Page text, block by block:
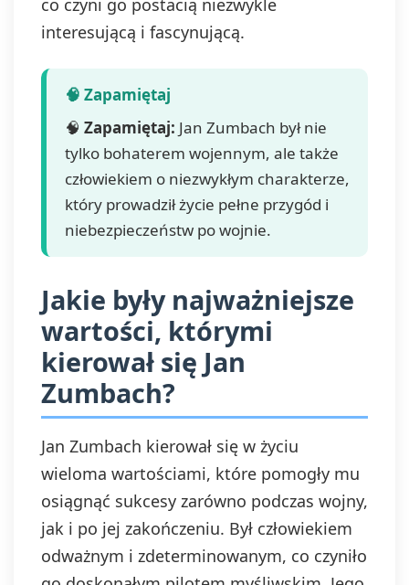
co czyni go postacią niezwykle
interesującą i fascynującą.
🧠 Zapamiętaj: Jan Zumbach był nie
tylko bohaterem wojennym, ale także
człowiekiem o niezwykłym charakterze,
który prowadził życie pełne przygód i
niebezpieczeństw po wojnie.
Jakie były najważniejsze
wartości, którymi
kierował się Jan
Zumbach?
Jan Zumbach kierował się w życiu
wieloma wartościami, które pomogły mu
osiągnąć sukcesy zarówno podczas wojny,
jak i po jej zakończeniu. Był człowiekiem
odważnym i zdeterminowanym, co czyniło